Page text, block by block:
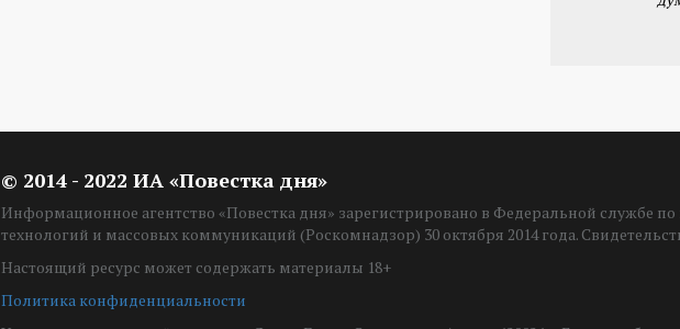
© 2014 - 2022 ИА «Повестка дня»
Информационное агентство «Повестка дня» зарегистрировано в Федеральной службе
технологий и массовых коммуникаций (Роскомнадзор) 30 октября 2014 года.
Настоящий ресурс может содержать материалы 18+
Политика конфиденциальности